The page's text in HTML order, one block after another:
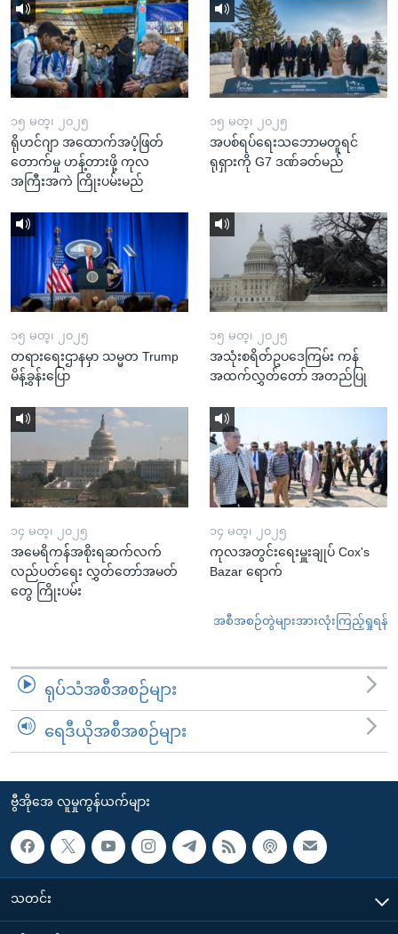
ကျော်
ရန်
၁၅ မတ္၊ ၂၀၂၅
ရိုဟင်ဂျာ အထောက်အပံ့ဖြတ်
တောက်မှု ဟန့်တားဖို့ ကုလ
အကြီးအကဲ ကြိုးပမ်းမည်
၁၅ မတ္၊ ၂၀၂၅
အပစ်ရပ်ရေးသဘောမတူရင်
ရုရှားကို G7 ဒဏ်ခတ်မည်
၁၅ မတ္၊ ၂၀၂၅
တရားရေးဌာနမှာ သမ္မတ Trump
မိန့်ခွန်းပြော
၁၅ မတ္၊ ၂၀၂၅
အသုံးစရိတ်ဥပဒေကြမ်း ကန်
အထက်လွှတ်တော် အတည်ပြု
၁၄ မတ္၊ ၂၀၂၅
အမေရိကန်အစိုးရဆက်လက်
လည်ပတ်ရေး လွှတ်တော်အမတ်
တွေ ကြိုးပမ်း
၁၄ မတ္၊ ၂၀၂၅
ကုလအတွင်းရေးမှူးချုပ် Cox's
Bazar ရောက်
အစီအစဉ်တွဲများအားလုံးကြည့်ရှုရန်
ရုပ်သံအစီအစဉ်များ
ရေဒီယိုအစီအစဉ်များ
ဗွီအိုအေ လူမှုကွန်ယက်များ
သတင်း